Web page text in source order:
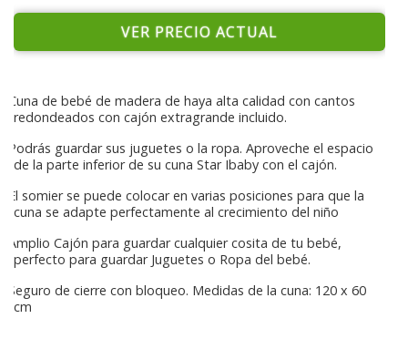
VER PRECIO ACTUAL
Cuna de bebé de madera de haya alta calidad con cantos
redondeados con cajón extragrande incluido.
Podrás guardar sus juguetes o la ropa. Aproveche el espacio
de la parte inferior de su cuna Star Ibaby con el cajón.
El somier se puede colocar en varias posiciones para que la
cuna se adapte perfectamente al crecimiento del niño
Amplio Cajón para guardar cualquier cosita de tu bebé,
perfecto para guardar Juguetes o Ropa del bebé.
Seguro de cierre con bloqueo. Medidas de la cuna: 120 x 60
cm